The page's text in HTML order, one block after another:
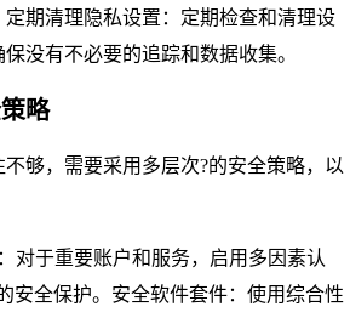
期清理隐私设置：定期检查和清理设
没有不必要的追踪和数据收集。
略
够，需要采用多层次?的安全策略，以
对于重要账户和服务，启用多因素认
安全保护。安全软件套件：使用综合性